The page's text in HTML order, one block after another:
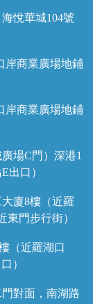
悅華城104號
岸商業廣場地鋪
岸商業廣場地鋪
場C門）深港1
出口）
廈8樓（近羅
東門步行街）
（近羅湖口
）
對面，南湖路